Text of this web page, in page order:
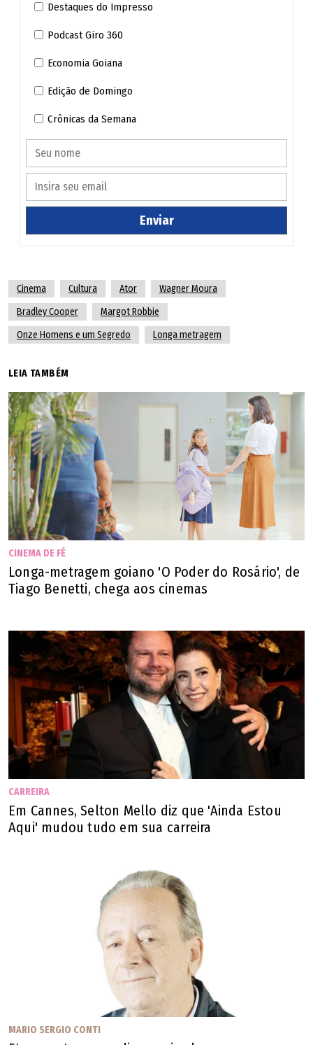
Destaques do Impresso
Podcast Giro 360
Economia Goiana
Edição de Domingo
Crônicas da Semana
Enviar
Cinema Cultura Ator
Wagner Moura
Bradley Cooper
Margot Robbie
Onze Homens e um Segredo
Longa metragem
LEIA TAMBÉM
CINEMA DE FÉ
Longa-metragem goiano 'O Poder do Rosário', de
Tiago Benetti, chega aos cinemas
CARREIRA
Em Cannes, Selton Mello diz que 'Ainda Estou
Aqui' mudou tudo em sua carreira
MARIO SERGIO CONTI